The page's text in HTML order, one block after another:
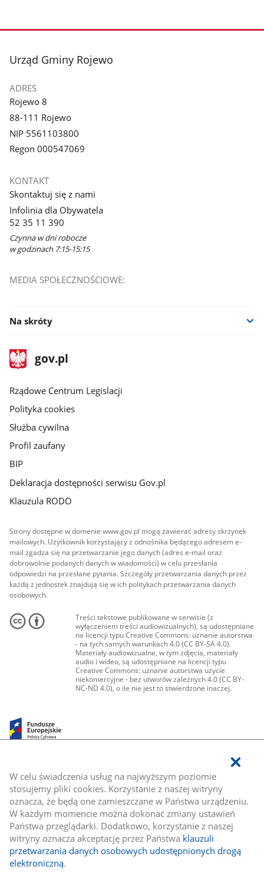
W celu świadczenia usług na najwyższym poziomie
stosujemy pliki cookies. Korzystanie z naszej witryny
oznacza, że będą one zamieszczane w Państwa urządzeniu.
W każdym momencie można dokonać zmiany ustawień
Państwa przeglądarki. Dodatkowo, korzystanie z naszej
witryny oznacza akceptację przez Państwa klauzuli
przetwarzania danych osobowych udostępnionych drogą
elektroniczną.
stopka
Urząd Gminy Rojewo
ADRES
Rojewo 8
88-111 Rojewo
NIP 5561103800
Regon 000547069
KONTAKT
Skontaktuj się z nami
Infolinia dla Obywatela
52 35 11 390
Czynna w dni robocze
w godzinach 7:15-15:15
MEDIA SPOŁECZNOŚCIOWE:
Na skróty
stopka
gov.plStrona
gov.pl
Rządowe Centrum Legislacji
Polityka cookies
Służba cywilna
Profil zaufany
BIP
Deklaracja dostępności serwisu Gov.pl
Klauzula RODO
Strony dostępne w domenie www.gov.pl mogą zawierać adresy skrzynek
mailowych. Użytkownik korzystający z odnośnika będącego adresem e-
mail zgadza się na przetwarzanie jego danych (adres e-mail oraz
dobrowolnie podanych danych w wiadomości) w celu przesłania
odpowiedzi na przesłane pytania. Szczegóły przetwarzania danych przez
każdą z jednostek znajdują się w ich politykach przetwarzania danych
osobowych.
Treści tekstowe publikowane w serwisie (z
wyłączeniem treści audiowizualnych), są udostępniane
na licencji typu Creative Commons: uznanie autorstwa
- na tych samych warunkach 4.0 (CC BY-SA 4.0).
Materiały audiowizualne, w tym zdjęcia, materiały
audio i wideo, są udostępniane na licencji typu
Creative Commons: uznanie autorstwa użycie
niekomercyjne - bez utworów zależnych 4.0 (CC BY-
NC-ND 4.0), o ile nie jest to stwierdzone inaczej.